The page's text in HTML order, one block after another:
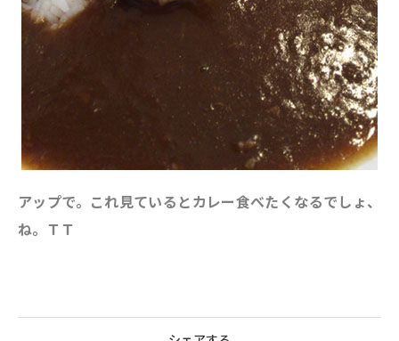
アップで。これ見ているとカレー食べたくなるでしょ、
ね。ＴＴ